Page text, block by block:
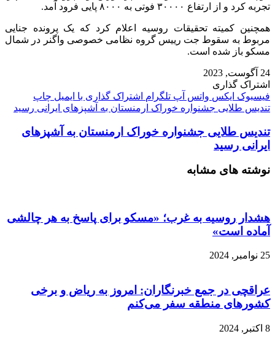
تجربه کرد و از ارتفاع ۳۰۰۰۰ فوتی به ۸۰۰۰ پایی فرود آمد.
همچنین کمیته تحقیقات روسیه اعلام کرد که یک پرونده جنایی
مربوط به سقوط جت رییس گروه نظامی خصوصی واگنر در شمال
مسکو باز شده است.
24 آگوست, 2023
اشتراک گذاری
فیسبوک ایکس واتس آپ تلگرام اشتراک گذاری با ایمیل چاپ
تندیس طلایی جشنواره خوراک ارمنستان به آشپزهای ایرانی رسید
تندیس طلایی جشنواره خوراک ارمنستان به آشپزهای
ایرانی رسید
نوشته های مشابه
هشدار روسیه به غرب؛ «مسکو برای پاسخ به هر چالشی
آماده است»
25 نوامبر, 2024
عراقچی در جمع خبرنگاران: امروز به ریاض و برخی
کشورهای منطقه سفر می‌کنم
8 اکتبر, 2024